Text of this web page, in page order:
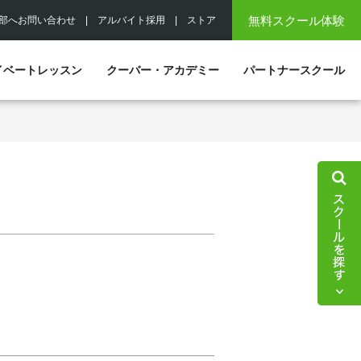
無料スクール体験
へお問い合わせ アルバイト採用 ストア
ベートレッスン クーバー・アカデミー パートナースクール